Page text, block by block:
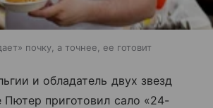
почку, а точнее, ее готовит
и обладатель двух звезд
приготовил сало «24-